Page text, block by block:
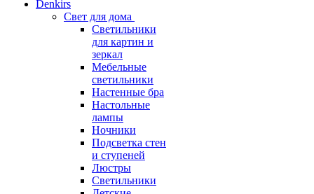
Denkirs
Свет для дома
Светильники
для картин и
зеркал
Мебельные
светильники
Настенные бра
Настольные
лампы
Ночники
Подсветка стен
и ступеней
Люстры
Светильники